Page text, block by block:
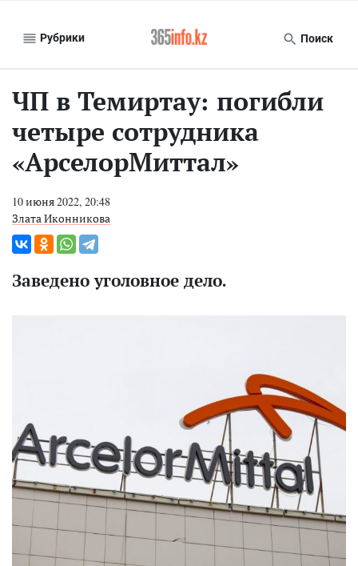
Рубрики Поиск
ЧП в Темиртау: погибли
четыре сотрудника
«АрселорМиттал»
10 июня 2022, 20:48
Злата Иконникова
Заведено уголовное дело.